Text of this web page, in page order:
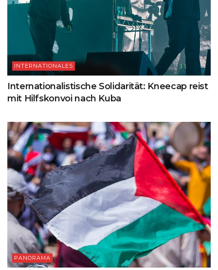
INTERNATIONALES
Internationalistische Solidarität: Kneecap reist
mit Hilfskonvoi nach Kuba
PANORAMA